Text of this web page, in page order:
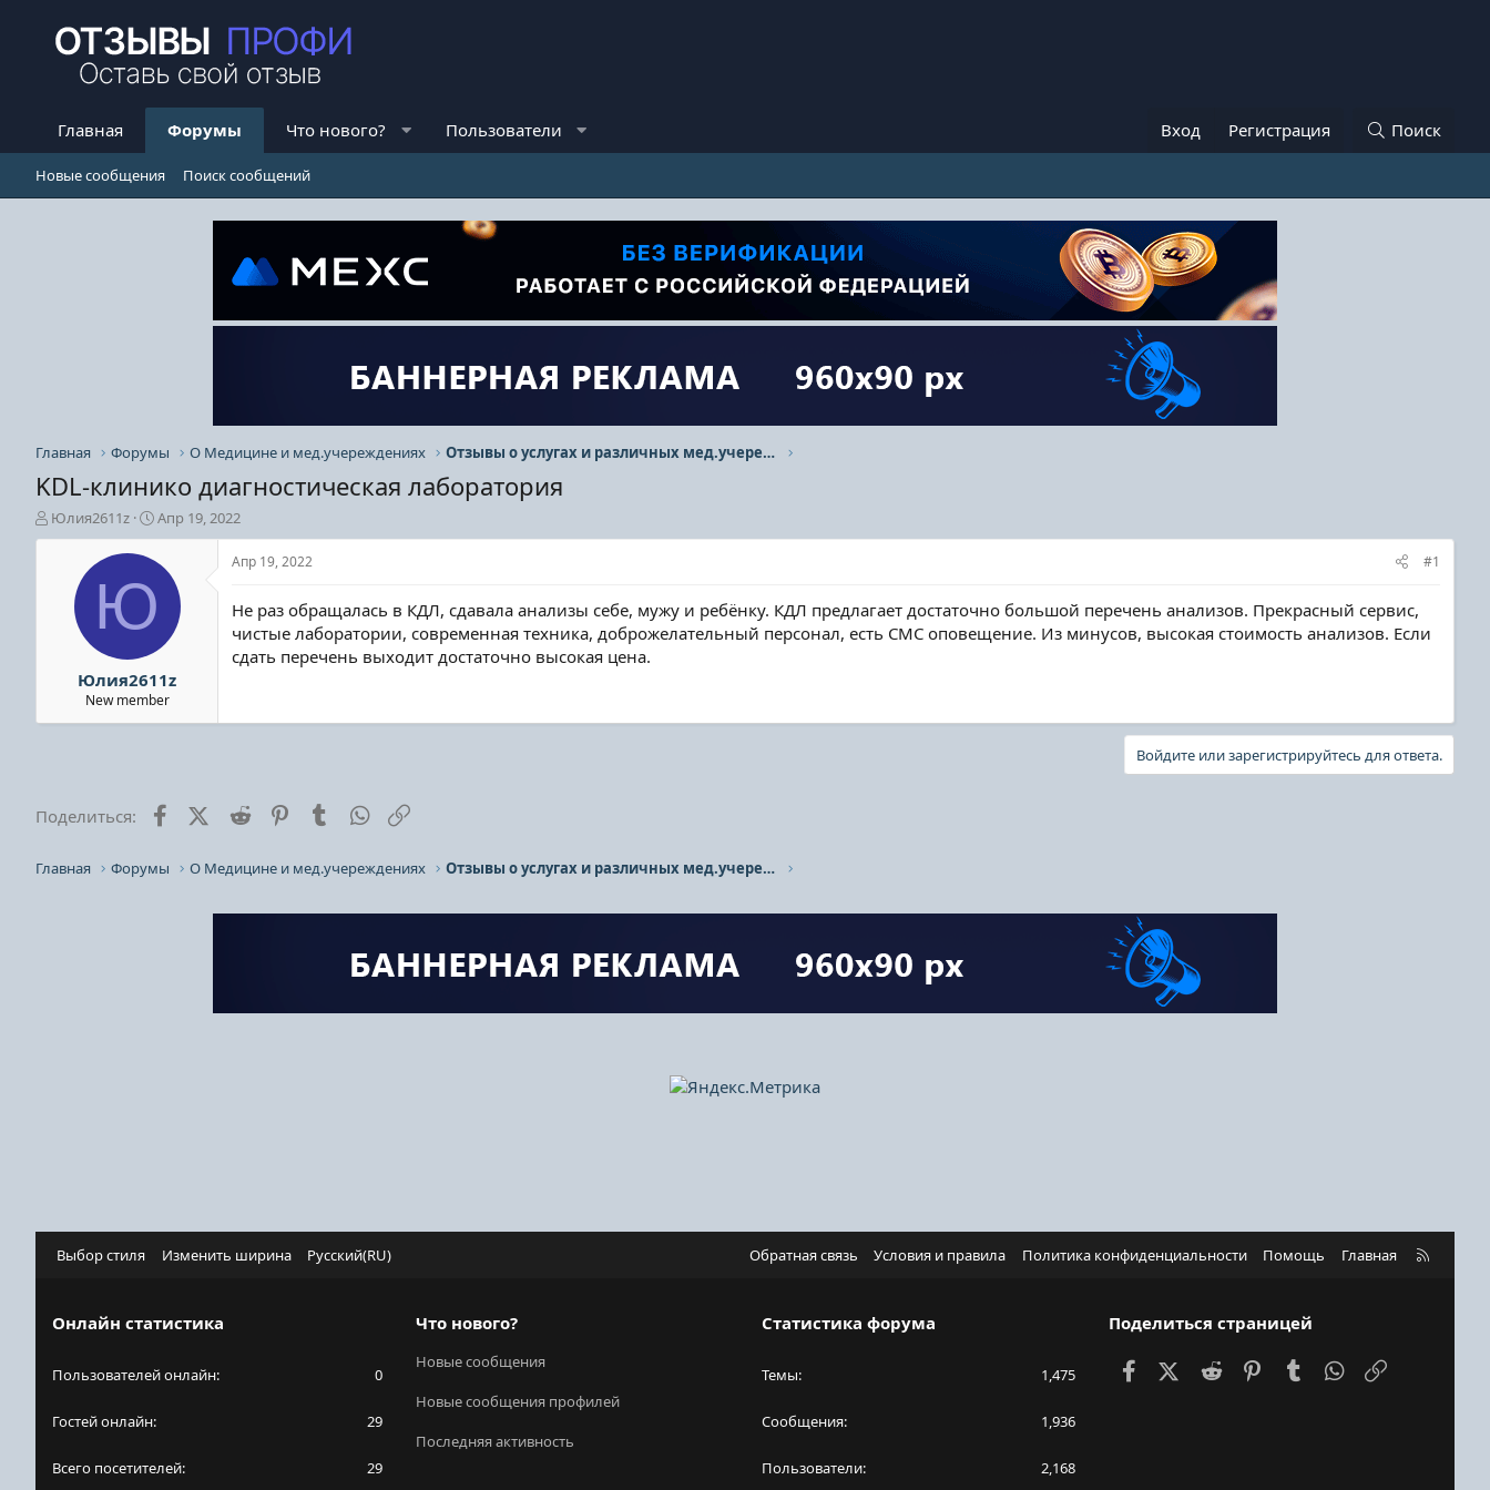
Главная Форумы Что нового? Пользователи Вход Регистрация Поиск
Новые сообщения Поиск сообщений
Главная Форумы О Медицине и мед.учереждениях Отзывы о услугах и различных мед.учереждениях.
KDL-клинико диагностическая лаборатория
А
в
Юлия2611z
Д
а
а
л
а
Апр 19, 2022
Ю
Юлия2611z
New member
Апр 19, 2022 #1
Не раз обращалась в КДЛ, сдавала анализы себе, мужу и ребёнку. КДЛ предлагает достаточно большой перечень анализов. Прекрасный сервис,
чистые лаборатории, современная техника, доброжелательный персонал, есть СМС оповещение. Из минусов, высокая стоимость анализов. Если
сдать перечень выходит достаточно высокая цена.
Войдите или зарегистрируйтесь для ответа.
Поделиться: FacebookX (Twitter)
Reddit PinterestTumblr WhatsApp
Главная Форумы О Медицине и мед.учереждениях Отзывы о услугах и различных мед.учереждениях.
Выбор стиля Изменить ширина Русский(RU) Обратная связь Условия и правила Политика конфиденциальности Помощь Главная
R
Онлайн статистика
Пользователей онлайн 0
Гостей онлайн 29
Всего посетителей 29
Что нового?
Новые сообщения
Новые сообщения профилей
Последняя активность
Статистика форума
Темы 1,475
Сообщения 1,936
Пользователи 2,168
Поделиться страницей
FacebookX (Twitter)
Reddit PinterestTumblr WhatsApp